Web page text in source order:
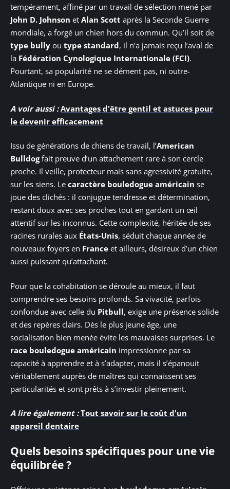
tempérament, affiné par un travail de sélection mené par
John D. Johnson et Alan Scott après la Seconde Guerre
mondiale, a forgé un chien hors du commun. Qu’il soit de
type bully ou type standard, il n’a jamais reçu l’aval de
la Fédération Cynologique Internationale (FCI).
Pourtant, sa popularité ne se dément pas, ni outre-
Atlantique ni en Europe.
A voir aussi : Avantages d'être gentil et astuces pour
le devenir efficacement
Issu de générations de chiens de travail, l’American
Bulldogfait preuve d’un attachement rare à son cercle
proche. Il veille, protecteur mais sans agressivité gratuite,
sur les siens. Le caractère bouledogue américain se
joue des clichés : il conjugue tendresse et détermination,
restant doux avec ses proches tout en gardant un œil
attentif sur les inconnus. Cette complexité, héritée de ses
racines rurales aux États-Unis, séduit chaque année de
nouveaux foyers en France et ailleurs, désireux d’un chien
aussi puissant qu’attachant.
Pour que la cohabitation se déroule au mieux, il faut
comprendre ses besoins profonds. Sa vivacité, parfois
confondue avec celle du Pitbull, exige une présence solide
et des repères clairs. Dès le plus jeune âge, une
socialisation bien menée évite les mauvaises surprises. Le
race bouledogue américain impressionne par sa
capacité à apprendre et à s’adapter, mais il s’épanouit
véritablement auprès de maîtres qui connaissent ses
particularités et sont prêts à s’investir pleinement.
A lire également : Tout savoir sur le coût d'un
appareil dentaire
Quels besoins spécifiques pour une vie
équilibrée ?